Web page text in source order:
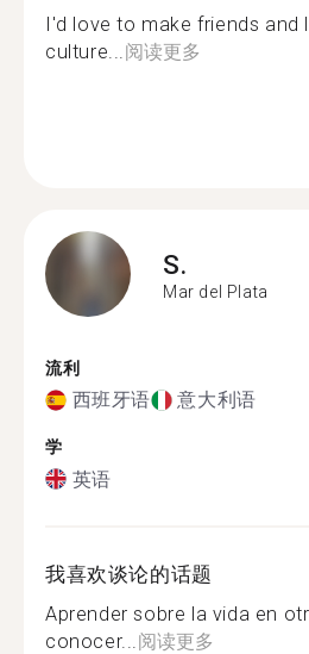
I'd love to make friends and
culture... 阅读更多
S.
Mar del Plata
流利
西班牙语 意大利语
学
英语
我喜欢谈论的话题
Aprender sobre la vida en
conocer... 阅读更多